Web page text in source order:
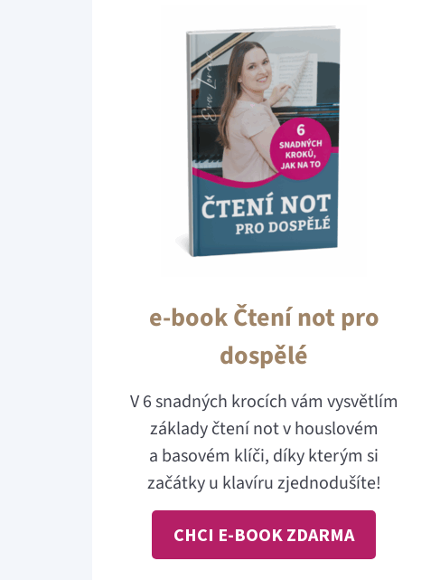
e-book Čtení not pro
dospělé
V 6 snadných krocích vám vysvětlím
základy čtení not v houslovém
a basovém klíči, díky kterým si
začátky u klavíru zjednodušíte!
CHCI E-BOOK ZDARMA